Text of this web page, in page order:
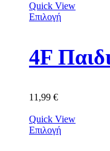
Quick View
Επιλογή
4F
11,99 €
Quick View
Επιλογή